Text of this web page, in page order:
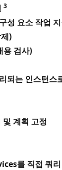
3
성 요소 작업
)
용 검사)
되는 인스턴스
계획 고정
를 직접 쿼리